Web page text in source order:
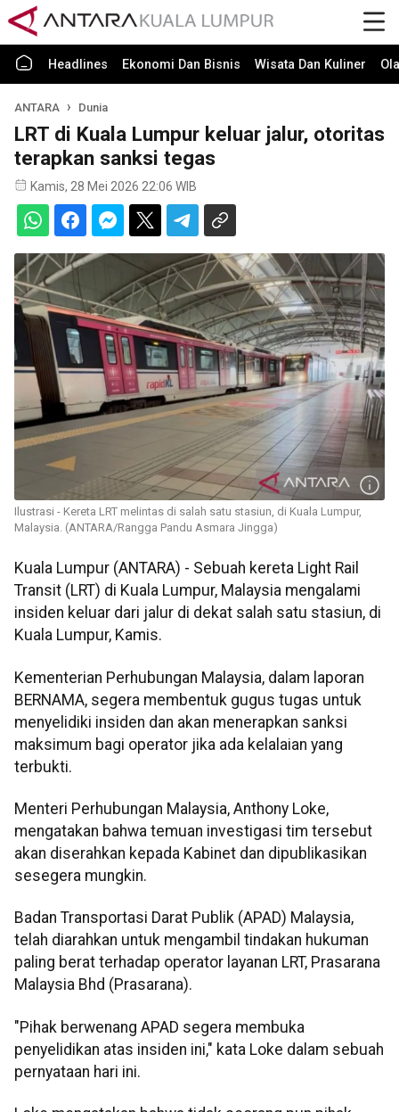
Headlines Ekonomi Dan Bisnis Wisata Dan Kuliner
ANTARA Dunia
LRT di Kuala Lumpur keluar jalur, otoritas
terapkan sanksi tegas
Kamis, 28 Mei 2026 22:06 WIB
Ilustrasi - Kereta LRT melintas di salah satu stasiun, di Kuala Lumpur,
Malaysia. (ANTARA/Rangga Pandu Asmara Jingga)
Kuala Lumpur (ANTARA) - Sebuah kereta Light Rail
Transit (LRT) di Kuala Lumpur, Malaysia mengalami
insiden keluar dari jalur di dekat salah satu stasiun, di
Kuala Lumpur, Kamis.
Kementerian Perhubungan Malaysia, dalam laporan
BERNAMA, segera membentuk gugus tugas untuk
menyelidiki insiden dan akan menerapkan sanksi
maksimum bagi operator jika ada kelalaian yang
terbukti.
Menteri Perhubungan Malaysia, Anthony Loke,
mengatakan bahwa temuan investigasi tim tersebut
akan diserahkan kepada Kabinet dan dipublikasikan
sesegera mungkin.
Badan Transportasi Darat Publik (APAD) Malaysia,
telah diarahkan untuk mengambil tindakan hukuman
paling berat terhadap operator layanan LRT, Prasarana
Malaysia Bhd (Prasarana).
"Pihak berwenang APAD segera membuka
penyelidikan atas insiden ini," kata Loke dalam sebuah
pernyataan hari ini.